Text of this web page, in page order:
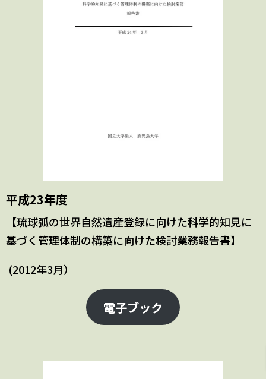
平成23年度
【琉球弧の世界自然遺産登録に向けた科学的知見に
基づく管理体制の構築に向けた検討業務報告書】
(2012年3月）
電子ブック